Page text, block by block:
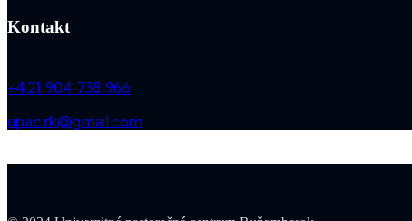
Kontakt
+421 904 738 966
upac.rk@gmail.com